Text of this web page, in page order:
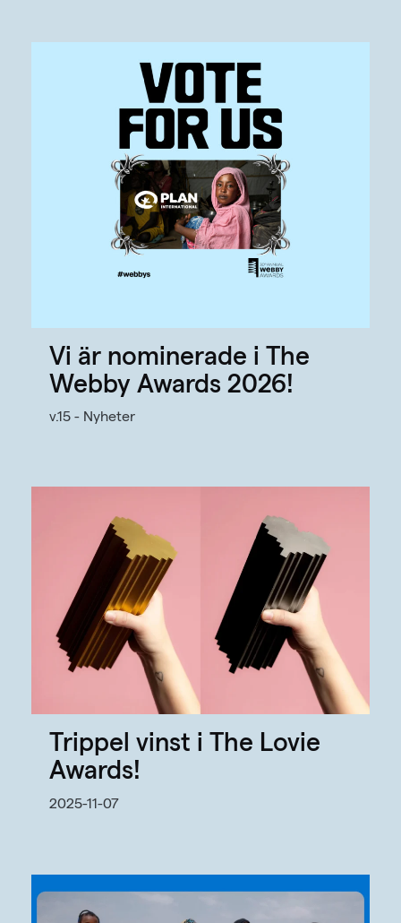
Vi är nominerade i The
Webby Awards 2026!
v.15 - Nyheter
Trippel vinst i The Lovie
Awards!
2025-11-07